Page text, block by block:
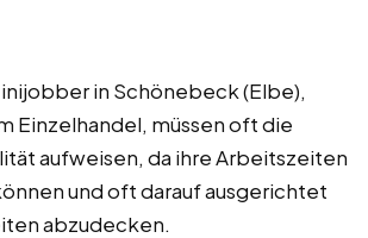
in Schönebeck (Elbe),
Einzelhandel, müssen oft die
aufweisen, da ihre Arbeitszeiten
und oft darauf ausgerichtet
abzudecken.